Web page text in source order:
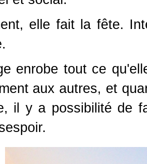
elle fait la fête.
enrobe tout ce
aux autres, et
il y a possibilité de